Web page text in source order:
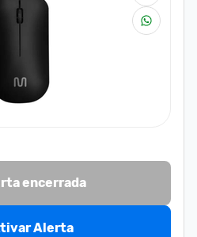
encerrada
Alerta